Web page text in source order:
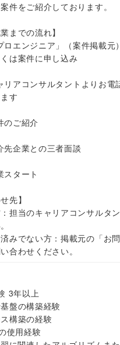
件をご紹介しております。
までの流れ】
エンジニア」（案件掲載元
は案件に申し込み
アコンサルタントよりお電
す
ご紹介
企業との三者面談
タート
先】
担当のキャリアコンサルタ
みでない方：掲載元の「お
合わせください。
3年以上
盤の構築経験
構築の経験
使用経験